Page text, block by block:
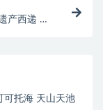
产西递 入
可托海 天山天池